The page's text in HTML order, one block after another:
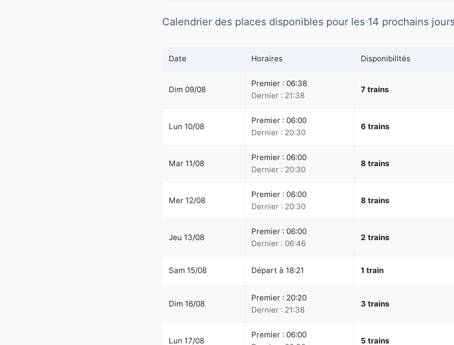
Calendrier des places disponibles pour les 14 prochains
Date Horaires Disponibilités
Dim 09/08
Premier : 06:38
Dernier : 21:38
7 trains
Lun 10/08
Premier : 06:00
Dernier : 20:30
6 trains
Mar 11/08
Premier : 06:00
Dernier : 20:30
8 trains
Mer 12/08
Premier : 06:00
Dernier : 20:30
8 trains
Jeu 13/08
Premier : 06:00
Dernier : 06:46
2 trains
Sam 15/08 Départ à 18:21 1 train
Dim 16/08
Premier : 20:20
Dernier : 21:38
3 trains
Lun 17/08
Premier : 06:00
5 trains